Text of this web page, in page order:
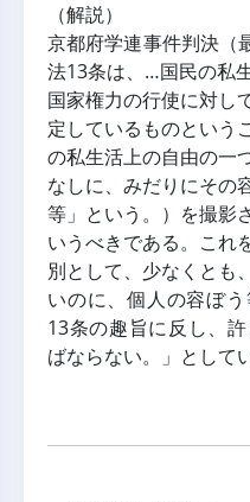
（解説）
京都府学連事件判決（
法13条は、…国民の私
国家権力の行使に対し
定しているものという
の私生活上の自由の一
なしに、みだりにその
等」という。）を撮影
いうべきである。これ
別として、少なくとも
いのに、個人の容ぼ
13条の趣旨に反し、
ばならない。」としてい